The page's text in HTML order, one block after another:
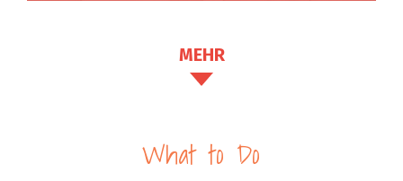
MEHR
What to Do